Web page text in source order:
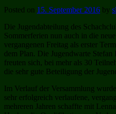
Posted on 15. September 2016 by
Die Jugendabteilung des
Sommerferien nun auch in die
vergangenen Freitag als erster
dem Plan. Die Jugendwarte
freuten sich, bei mehr als 30
die sehr gute Beteiligung der
Im Verlauf der Versammlung
sehr erfolgreich verlaufene,
mehreren Jahren schaffte mit